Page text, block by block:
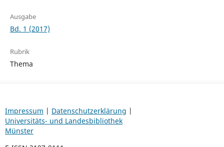
Ausgabe
Bd. 1 (2017)
Rubrik
Thema
Impressum | Datenschutzerklärung |
Universitäts- und Landesbibliothek
Münster